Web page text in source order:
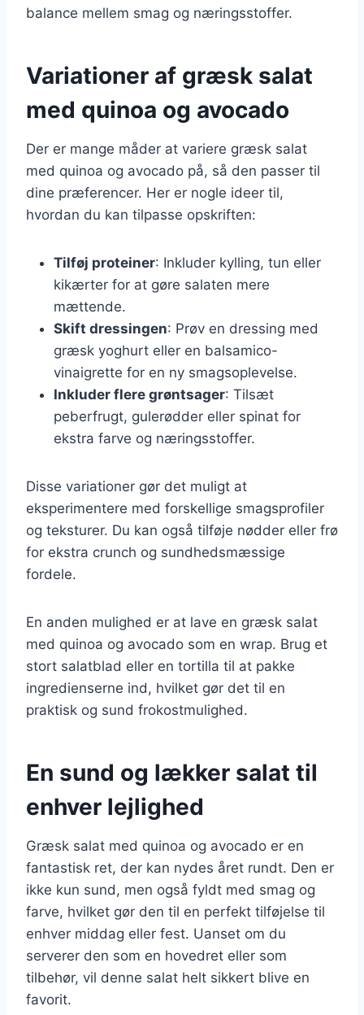
balance mellem smag og næringsstoffer.
Variationer af græsk salat
med quinoa og avocado
Der er mange måder at variere græsk salat
med quinoa og avocado på, så den passer til
dine præferencer. Her er nogle ideer til,
hvordan du kan tilpasse opskriften:
Tilføj proteiner: Inkluder kylling, tun eller
kikærter for at gøre salaten mere
mættende.
Skift dressingen: Prøv en dressing med
græsk yoghurt eller en balsamico-
vinaigrette for en ny smagsoplevelse.
Inkluder flere grøntsager: Tilsæt
peberfrugt, gulerødder eller spinat for
ekstra farve og næringsstoffer.
Disse variationer gør det muligt at
eksperimentere med forskellige smagsprofiler
og teksturer. Du kan også tilføje nødder eller frø
for ekstra crunch og sundhedsmæssige
fordele.
En anden mulighed er at lave en græsk salat
med quinoa og avocado som en wrap. Brug et
stort salatblad eller en tortilla til at pakke
ingredienserne ind, hvilket gør det til en
praktisk og sund frokostmulighed.
En sund og lækker salat til
enhver lejlighed
Græsk salat med quinoa og avocado er en
fantastisk ret, der kan nydes året rundt. Den er
ikke kun sund, men også fyldt med smag og
farve, hvilket gør den til en perfekt tilføjelse til
enhver middag eller fest. Uanset om du
serverer den som en hovedret eller som
tilbehør, vil denne salat helt sikkert blive en
favorit.